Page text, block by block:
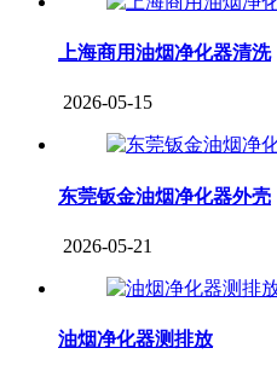
上海商用油烟净化器清洗
2026-05-15
东莞钣金油烟净化器外壳
2026-05-21
油烟净化器测排放